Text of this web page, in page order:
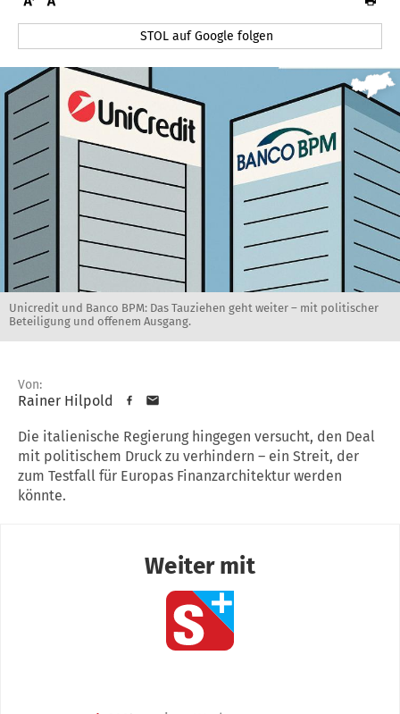
STOL auf Google folgen
Unicredit und Banco BPM: Das Tauziehen geht weiter – mit politischer
Beteiligung und offenem Ausgang.
Von:
Rainer Hilpold
Die italienische Regierung hingegen versucht, den Deal
mit politischem Druck zu verhindern – ein Streit, der
zum Testfall für Europas Finanzarchitektur werden
könnte.